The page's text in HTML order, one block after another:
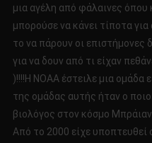
μια αγέλη από φάλαινες όπου
μπορούσε να κάνει τίποτα
το να πάρουν οι επιστήμονες
για να δουν από τι είχαν
)!!!!Η ΝΟΑΑ έστειλε μια ομάδα
της ομάδας αυτής ήταν ο
βιολόγος στον κόσμο
Από το 2000 είχε υποπτευθεί